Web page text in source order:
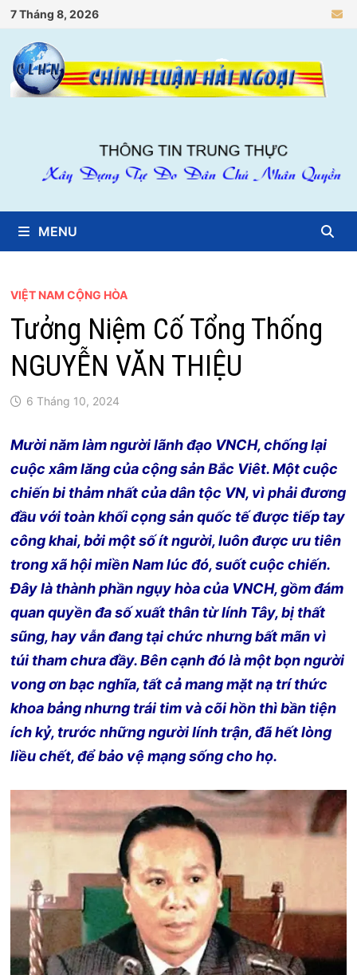
Skip
to
content
7 Tháng 8, 2026
MENU
VIỆT NAM CỘNG HÒA
Tưởng Niệm Cố Tổng Thống
NGUYỄN VĂN THIỆU
6 Tháng 10, 2024
Mười năm làm người lãnh đạo VNCH, chống lại
cuộc xâm lăng của cộng sản Bắc Viêt. Một cuộc
chiến bi thảm nhất của dân tộc VN, vì phải đương
đầu với toàn khối cọng sản quốc tế được tiếp tay
công khai, bởi một số ít người, luôn được ưu tiên
trong xã hội miền Nam lúc đó, suốt cuộc chiến.
Đây là thành phần ngụy hòa của VNCH, gồm đám
quan quyền đa số xuất thân từ lính Tây, bị thất
sũng, hay vẫn đang tại chức nhưng bất mãn vì
túi tham chưa đầy. Bên cạnh đó là một bọn người
vong ơn bạc nghĩa, tất cả mang mặt nạ trí thức
khoa bảng nhưng trái tim và cõi hồn thì bần tiện
ích kỷ, trước những người lính trận, đã hết lòng
liều chết, để bảo vệ mạng sống cho họ.